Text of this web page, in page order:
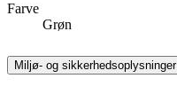
Farve
Grøn
Miljø- og sikkerhedsoplysninger